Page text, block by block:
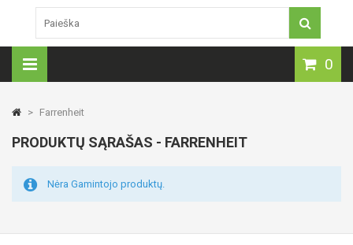
0
> Farrenheit
PRODUKTŲ SĄRAŠAS - FARRENHEIT
Nėra Gamintojo produktų.